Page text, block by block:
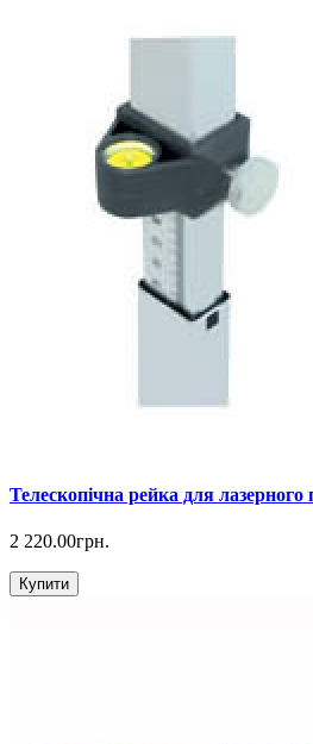
Телескопічна рейка для
2 220.00грн.
Купити